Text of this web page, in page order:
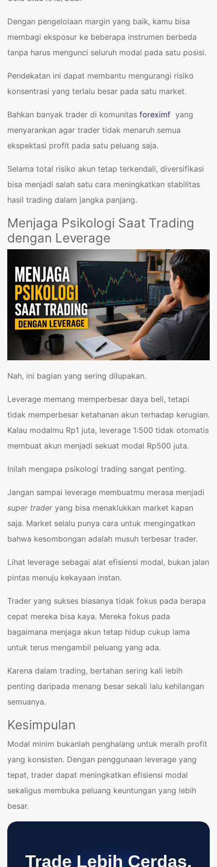
Dengan pengelolaan margin yang baik, kamu bisa
membagi eksposur ke beberapa instrumen berbeda
tanpa harus mengunci seluruh modal pada satu posisi.
Pendekatan ini dapat membantu mengurangi risiko
konsentrasi yang terlalu besar pada satu market.
Bahkan banyak trader di komunitas foreximf yang
menyarankan agar trader tidak menaruh semua
ekspektasi profit pada satu peluang saja.
Selama total risiko akun tetap terkendali, diversifikasi
bisa menjadi salah satu cara meningkatkan stabilitas
hasil trading dalam jangka panjang.
Menjaga Psikologi Saat Trading
dengan Leverage
Nah, ini bagian yang sering dilupakan.
Leverage memang memperbesar daya beli, tetapi
tidak memperbesar ketahanan akun terhadap kerugian.
Kalau modalmu Rp1 juta, leverage 1:500 tidak otomatis
membuat akun menjadi sekuat modal Rp500 juta.
Inilah mengapa psikologi trading sangat penting.
Jangan sampai leverage membuatmu merasa menjadi
super traderyang bisa menaklukkan market kapan
saja. Market selalu punya cara untuk mengingatkan
bahwa kesombongan adalah musuh terbesar trader.
Lihat leverage sebagai alat efisiensi modal, bukan jalan
pintas menuju kekayaan instan.
Trader yang sukses biasanya tidak fokus pada berapa
cepat mereka bisa kaya. Mereka fokus pada
bagaimana menjaga akun tetap hidup cukup lama
untuk terus mengambil peluang yang ada.
Karena dalam trading, bertahan sering kali lebih
penting daripada menang besar sekali lalu kehilangan
semuanya.
Kesimpulan
Modal minim bukanlah penghalang untuk meraih profit
yang konsisten. Dengan penggunaan leverage yang
tepat, trader dapat meningkatkan efisiensi modal
sekaligus membuka peluang keuntungan yang lebih
besar.
Trade Lebih Cerdas,